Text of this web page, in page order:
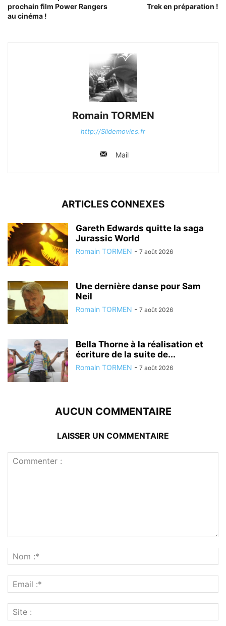
prochain film Power Rangers
au cinéma !
Trek en préparation !
Romain TORMEN
http://Slidemovies.fr
Mail
ARTICLES CONNEXES
Gareth Edwards quitte la saga
Jurassic World
Romain TORMEN - 7 août 2026
Une dernière danse pour Sam
Neil
Romain TORMEN - 7 août 2026
Bella Thorne à la réalisation et
écriture de la suite de...
Romain TORMEN - 7 août 2026
AUCUN COMMENTAIRE
LAISSER UN COMMENTAIRE